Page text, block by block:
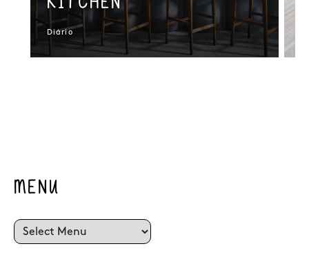
KITCHEN
Diário
MENU